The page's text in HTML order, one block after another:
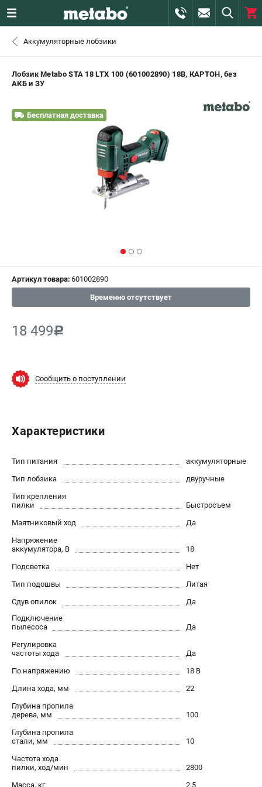
СРАВНЕНИЕ ( 0 )
ВХОД ИЛИ РЕГИСТРАЦИЯ
ЗАКАЗАТЬ ЗАПЧАСТЬ
+7 (911) 360-06-14 | +7 (8112) 59-10-67
САНКТ-ПЕТЕРБУРГ
0 ₽
Контакты
Правила обмена и возврата
О компании
О бренде
Новости
Программа бонусов
Как нас найти
Пользовательское соглашение
СЕТЕВОЙ ЭЛЕКТРОИНСТРУМЕНТ
Дрели
Лобзики
АККУМУЛЯТОРНЫЙ ИНСТРУМЕНТ
Аккумуляторные шуруповерты
Аккумуляторные лобзики
Лобзик Metabo STA 18 LTX 100 (601002890) 18В, КАРТОН, без
АКБ и ЗУ
Бесплатная доставка
Артикул товара: 601002890
Временно отсутствует
18 499c
Сообщить о поступлении
Характеристики
Тип питания
аккумуляторные
Тип лобзика
двуручные
Тип крепления
пилки
Быстросъем
Маятниковый ход
Да
Напряжение
аккумулятора, В
18
Подсветка
Нет
Тип подошвы
Литая
Сдув опилок
Да
Подключение
пылесоса
Да
Регулировка
частоты хода
Да
По напряжению
18 В
Длина хода, мм
22
Глубина пропила
дерева, мм
100
Глубина пропила
стали, мм
10
Частота хода
пилки, ход/мин
2800
Масса, кг
2.5